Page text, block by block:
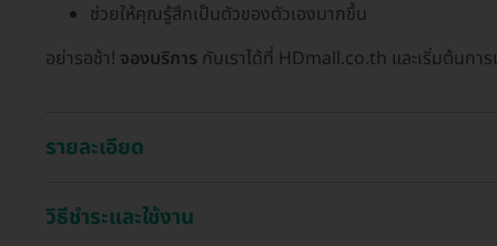
ช่วยให้คุณรู้สึกเป็นตัวของตัวเองมากขึ้น
อย่ารอช้า! จองบริการ กับเราได้ที่ HDmall.co.th และเริ่มต้นก
รายละเอียด
วิธีชำระและใช้งาน